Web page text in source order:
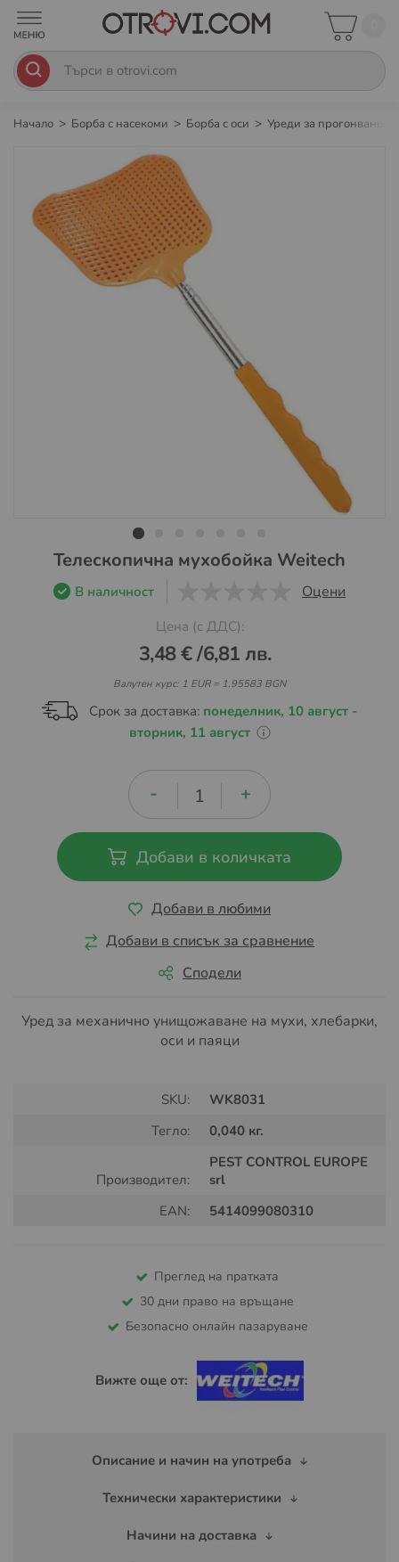
Начало Борба с насекоми Борба с оси Уреди за прогонване
края
галерията
изображенията
Преминете
началото
Телескопична мухобойка Weitech
В наличност Оцени
Цена (с ДДС):
3,48 €/6,81 лв.
Валутен курс: 1 EUR = 1.95583 BGN
Срок за доставка: понеделник, 10 август -
вторник, 11 август
Добави в количката
Добави в любими
Добави в списък за сравнение
Сподели
Уред за механично унищожаване на мухи, хлебарки,
оси и паяци
SKU:
WK8031
Тегло:
0,040 кг.
Производител:
PEST CONTROL EUROPE
srl
EAN:
5414099080310
Преглед на пратката
30 дни право на връщане
Безопасно онлайн пазаруване
Вижте още от:
Описание и начин на употреба
Технически характеристики
Начини на доставка